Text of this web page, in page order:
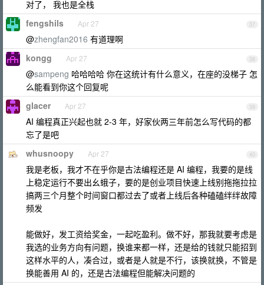
对了， 我也是全栈
37
fengshils Apr 27
@zhengfan2016 有道理啊
38
kongg Apr 27
@sampeng 哈哈哈哈 你在这统计有什么意义，在座的没梯子 怎
么能看到你这个回复呢
39
glacer Apr 27
AI 编程真正兴起也就 2-3 年，好家伙两三年前怎么写代码的都
忘了是吧
40
whusnoopy Apr 27
我是老板，我才不在乎你是古法编程还是 AI 编程，我要的是线
上稳定运行不要出幺蛾子，要的是创业项目快速上线别拖拖拉拉
搞两三个月整个时间窗口都过去了或者上线后各种磕磕绊绊故障
频发
能做好，发工资给奖金，一起吃盈利。做不好，那我就要考虑是
我选的业务方向有问题，换谁来都一样，还是给的钱就只能招到
这样水平的人，凑合过，或者是人就是不行，该换就换，不管是
换能善用 AI 的，还是古法编程但能解决问题的